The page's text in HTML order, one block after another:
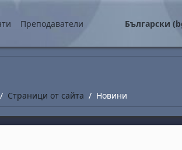
съдържание
Преподаватели Български
Страници от сайта Новини